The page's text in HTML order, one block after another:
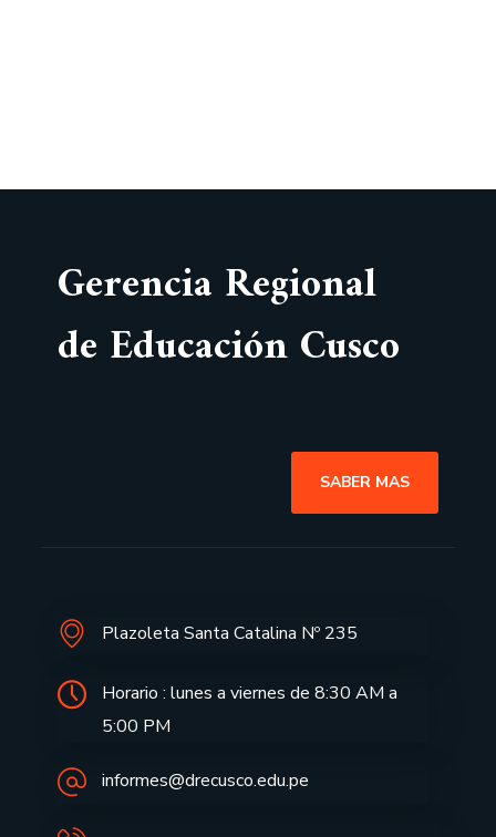
Gerencia Regional
de Educación Cusco
SABER MAS
Plazoleta Santa Catalina Nº 235
Horario : lunes a viernes de 8:30 AM a
5:00 PM
informes@drecusco.edu.pe